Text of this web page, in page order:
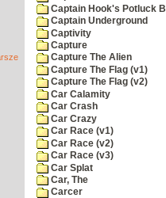
Captain Hook's Potluck
Captain Underground
Captivity
Capture
Capture The Alien
Capture The Flag (v1)
Capture The Flag (v2)
Car Calamity
Car Crash
Car Crazy
Car Race (v1)
Car Race (v2)
Car Race (v3)
Car Splat
Car, The
Carcer